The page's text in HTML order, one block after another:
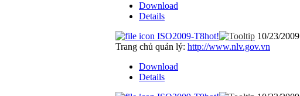
Download
Details
ISO2009-T8hot! 10/23/2009
Trang chủ quản lý: http://www.nlv.gov.vn
Download
Details